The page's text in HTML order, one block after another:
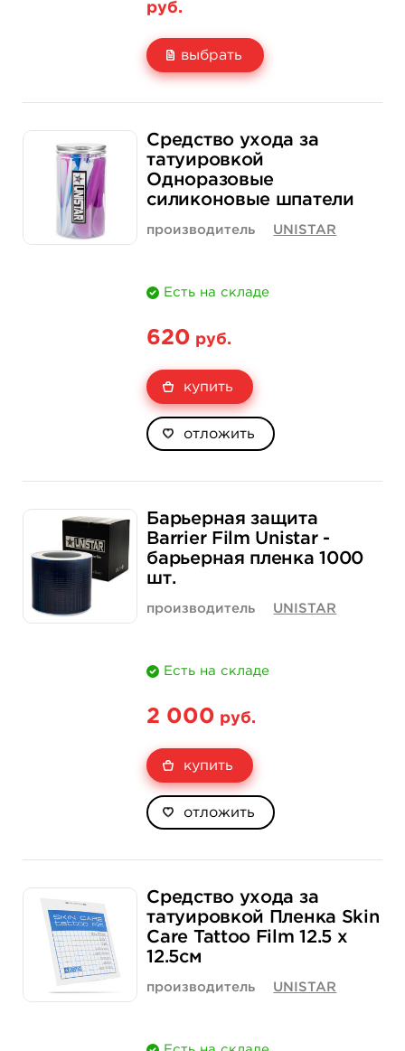
руб.
выбрать
Количество
1 000 руб.
купить
Средство ухода за
татуировкой
Одноразовые
силиконовые шпатели
производитель UNISTAR
Есть на складе
620 руб.
купить
отложить
Барьерная защита
Barrier Film Unistar -
барьерная пленка 1000
шт.
производитель UNISTAR
Есть на складе
2 000 руб.
купить
отложить
Средство ухода за
татуировкой Пленка Skin
Care Tattoo Film 12.5 x
12.5см
производитель UNISTAR